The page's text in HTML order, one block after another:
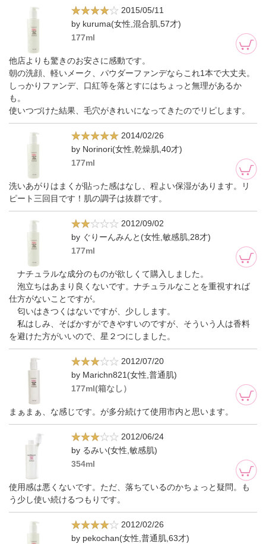
2015/05/11
by kuruma(女性,混合肌,57才)
177ml
他店よりも驚きのお安さに感動です。
朝の洗顔、軽いメーク、パウダーファンデならこれ1本で大丈夫。
しっかりファンデ、口紅等を落とすにはちょっと無理があるか
も。
使いつづけた結果、毛穴がきれいになってきたのでリピします。
2014/02/26
by Norinori(女性,乾燥肌,40才)
177ml
洗いあがりはまくが貼った感はなし、程よい保湿があります。リ
ピート三回目です！肌の調子は抜群です。
2012/09/02
by ぐりーんみんと(女性,敏感肌,28才)
177ml
ナチュラルな成分のものが欲しくて購入しました。
泡立ちはあまり良くないです。ナチュラルなことを重視すれば
仕方がないことですが。
匂いはきつくはないですが、少しします。
私はしみ、そばかすができやすいのですが、そういう人は香料
を避けた方がいいので、星２つにしました。
2012/07/20
by Marichn821(女性,普通肌)
177ml(箱なし）
まぁまぁ、な感じです。が多分続けて使用市内と思います。
2012/06/24
by るみい(女性,敏感肌)
354ml
使用感は悪くないです。ただ、落ちているのかちょっと疑問。も
う少し使い続けるつもりです。
2012/02/26
by pekochan(女性,普通肌,63才)